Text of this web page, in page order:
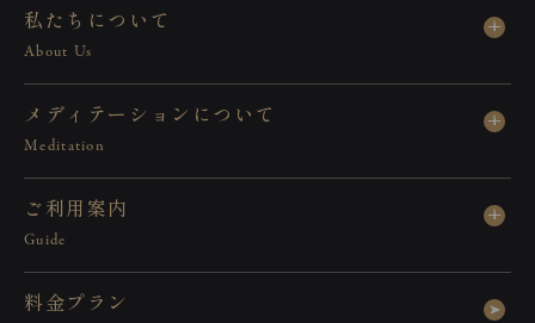
私た ち につ い て
About Us
メ デ ィ テー シ ョ ン につ い て
Meditation
ご 利用 案内
Guide
料金プ ラ ン